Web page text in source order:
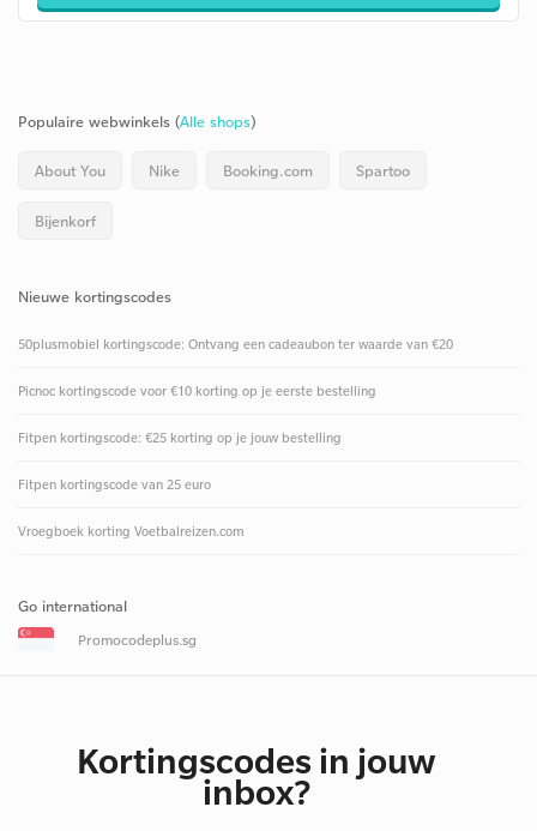
Populaire webwinkels (Alle shops)
About You Nike Booking.com Spartoo
Bijenkorf
Nieuwe kortingscodes
50plusmobiel kortingscode: Ontvang een cadeaubon ter waarde van €20
Picnoc kortingscode voor €10 korting op je eerste bestelling
Fitpen kortingscode: €25 korting op je jouw bestelling
Fitpen kortingscode van 25 euro
Vroegboek korting Voetbalreizen.com
Go international
Promocodeplus.sg
Kortingscodes in jouw
inbox?